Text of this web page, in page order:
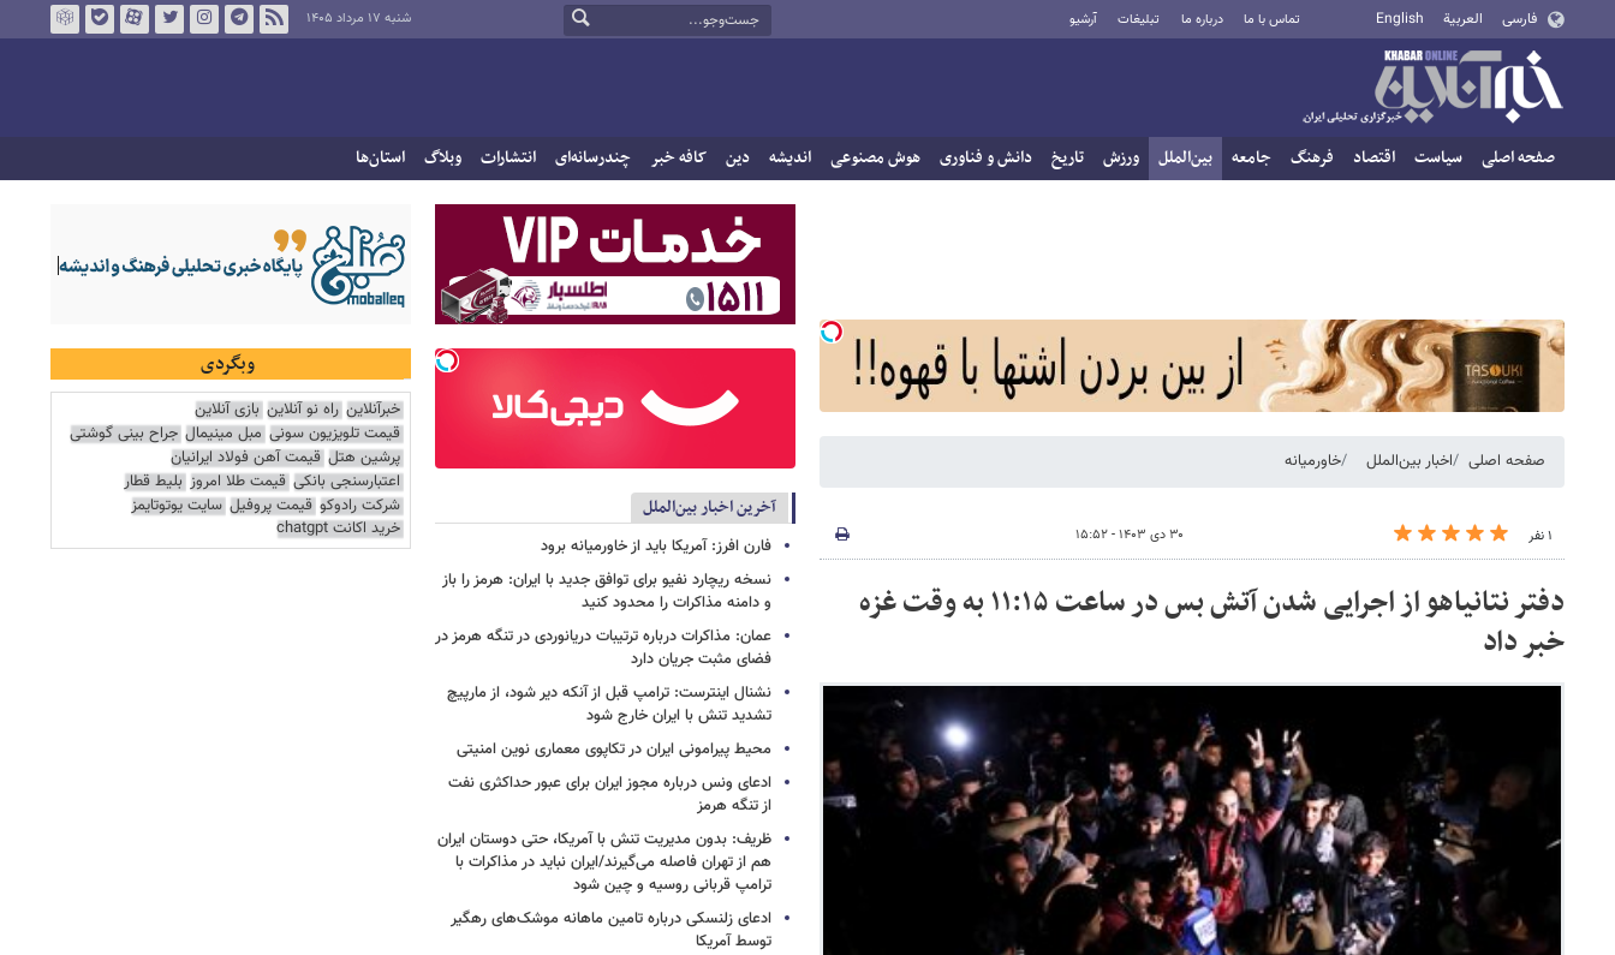
فارسی العربية English تماس با ما درباره ما تبلیغات آرشیو شنبه ۱۷ مرداد ۱۴۰۵
صفحه اصلی سیاست اقتصاد فرهنگ جامعه بین‌الملل ورزش تاریخ دانش و فناوری هوش مصنوعی اندیشه دین کافه خبر چندرسانه‌ای انتشارات وبلاگ استان‌ها
صفحه اصلی اخبار بین‌الملل خاورمیانه
۱ نفر ۳۰ دی ۱۴۰۳ - ۱۵:۵۲
دفتر نتانیاهو از اجرایی شدن آتش بس در ساعت ۱۱:۱۵ به وقت غزه
خبر داد
آخرین اخبار بین‌الملل
فارن افرز: آمریکا باید از خاورمیانه برود
نسخه ریچارد نفیو برای توافق جدید با ایران: هرمز را باز
و دامنه مذاکرات را محدود کنید
عمان: مذاکرات درباره ترتیبات دریانوردی در تنگه هرمز در
فضای مثبت جریان دارد
نشنال اینترست: ترامپ قبل از آنکه دیر شود، از مارپیچ
تشدید تنش با ایران خارج شود
محیط پیرامونی ایران در تکاپوی معماری نوین امنیتی
ادعای ونس درباره مجوز ایران برای عبور حداکثری نفت
از تنگه هرمز
ظریف: بدون مدیریت تنش با آمریکا، حتی دوستان ایران
هم از تهران فاصله می‌گیرند/ایران نباید در مذاکرات با
ترامپ قربانی روسیه و چین شود
ادعای زلنسکی درباره تامین ماهانه موشک‌های رهگیر
توسط آمریکا
وبگردی
خبرآنلاین راه نو آنلاین بازی آنلاین
قیمت تلویزیون سونی مبل مینیمال جراح بینی گوشتی
پرشین هتل قیمت آهن فولاد ایرانیان
اعتبارسنجی بانکی قیمت طلا امروز بلیط قطار
شرکت رادوکو قیمت پروفیل سایت یوتوتایمز
خرید اکانت chatgpt